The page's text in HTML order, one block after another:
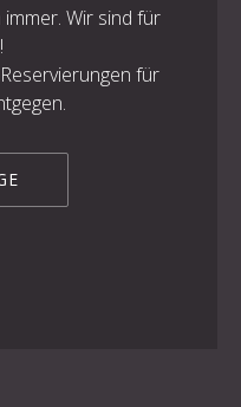
Wir sind für
für